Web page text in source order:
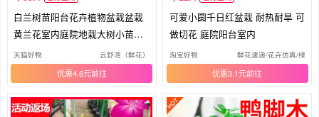
白兰树苗阳台花卉植物盆栽盆栽
黄兰花室内庭院地栽大树小苗浓
香型
天猫好物 云舒湾（鲜花）
优惠4.6元
可爱小圆千日红盆栽 耐热耐旱 可
做切花 庭院阳台室内
淘宝好物 鲜花速递/花卉仿真/绿植
优惠3.1元